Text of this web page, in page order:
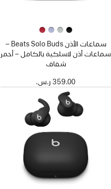
سماعات الأذن Beats Solo Buds –
سماعات أذن لاسلكية بالكامل – أحمر
شفاف
359.00 ر.س.‏